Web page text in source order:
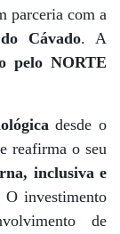
parceria com a
Cávado. A
pelo NORTE
desde o
reafirma o seu
inclusiva e
O investimento
de